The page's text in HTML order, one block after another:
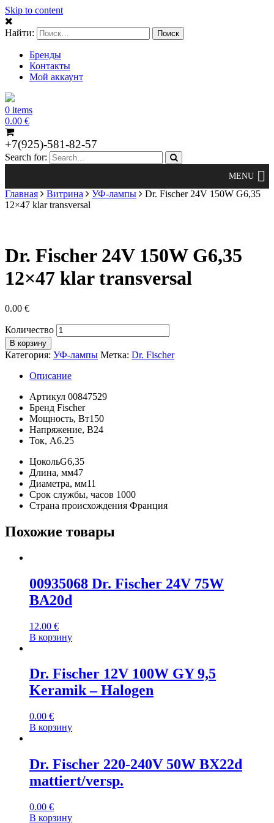
Skip to content
Найти:
Бренды
Контакты
Мой аккаунт
0 items
0.00 €
+7(925)-581-82-57
Search for:
Главная Витрина УФ-лампы
Dr. Fischer 24V 150W G6,35
12×47 klar transversal
Dr. Fischer 24V 150W G6,35
12×47 klar transversal
0.00 €
Количество
В корзину
Категория: УФ-лампы Метка: Dr. Fischer
Описание
Артикул 00847529
Бренд Fischer
Мощность, Вт150
Напряжение, В24
Ток, А6.25
ЦокольG6,35
Длина, мм47
Диаметра, мм11
Срок службы, часов 1000
Страна происхождения Франция
Похожие товары
00935068 Dr. Fischer 24V 75W
BA20d
12.00 €
В корзину
Dr. Fischer 12V 100W GY 9,5
Keramik – Halogen
0.00 €
В корзину
Dr. Fischer 220-240V 50W BX22d
mattiert/versp.
0.00 €
В корзину